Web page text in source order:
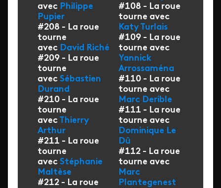
avec Philippe
Pupier
#208 - La roue
tourne
avec David Riché
#209 - La roue
tourne
avec Sébastien
Durand
#210 - La roue
tourne
avec Thierry
Arthur
#211 - La roue
tourne
avec Stéphanie
Maltèse
#212 - La roue
#108 - La roue
tourne avec
Katy Turlais
#109 - La roue
tourne avec
Yannick
Arrossaména
#110 - La roue
tourne avec
Marc Derible
#111 - La roue
tourne avec
Dominique Le
Dû
#112 - La roue
tourne avec
Marc
Plantegenest